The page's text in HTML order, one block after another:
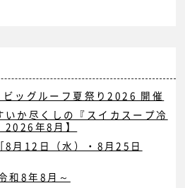
ビッグルーフ夏祭り2026 開催
いか尽くしの『スイカスープ冷
2026年8月】
8月12日（水）・8月25日
和8年8月～